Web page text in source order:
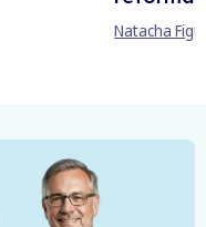
Natacha